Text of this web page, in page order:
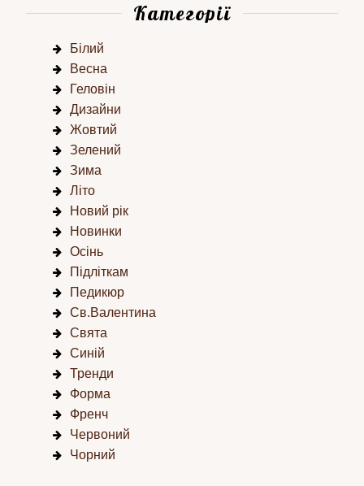
Категорії
Білий
Весна
Геловін
Дизайни
Жовтий
Зелений
Зима
Літо
Новий рік
Новинки
Осінь
Підліткам
Педикюр
Св.Валентина
Свята
Синій
Тренди
Форма
Френч
Червоний
Чорний